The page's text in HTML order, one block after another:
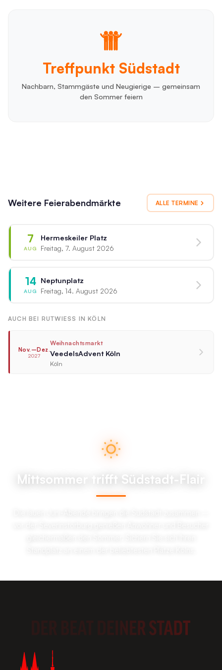
Treffpunkt Südstadt
Nachbarn, Stammgäste und Neugierige – gemeinsam
den Sommer feiern
Weitere Feierabendmärkte ALLE TERMINE
7
AUG
Hermeskeiler Platz
Freitag, 7. August 2026
14
AUG
Neptunplatz
Freitag, 14. August 2026
AUCH BEI RUTWIESS IN KÖLN
Nov.–Dez.
2027
Weihnachtsmarkt
VeedelsAdvent Köln
Köln
Mittsommer trifft Südstadt-Flair